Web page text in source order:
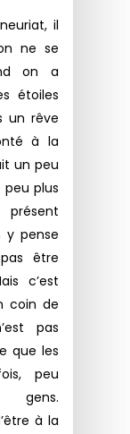
il
ne se
on a
étoiles
un rêve
à la
un peu
plus
y pense
être
c’est
coin de
pas
que les
peu
gens.
à la